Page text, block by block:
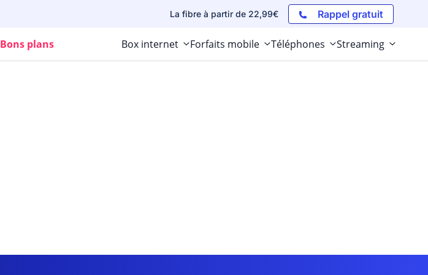
La fibre à partir de 22,99€ Rappel gratuit
Bons plans Box internet Forfaits mobile Téléphones Streaming